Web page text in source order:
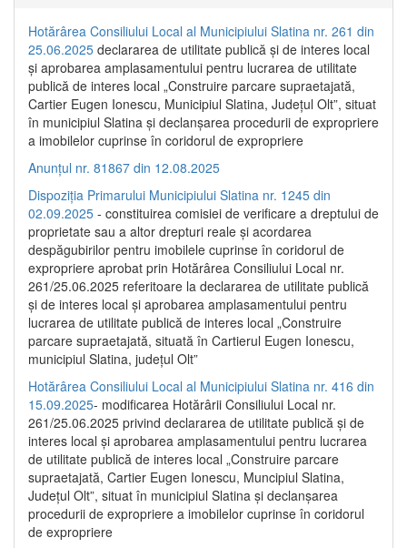
Hotărârea Consiliului Local al Municipiului Slatina nr. 261 din
25.06.2025 declararea de utilitate publică și de interes local
și aprobarea amplasamentului pentru lucrarea de utilitate
publică de interes local „Construire parcare supraetajată,
Cartier Eugen Ionescu, Municipiul Slatina, Județul Olt”, situat
în municipiul Slatina și declanșarea procedurii de expropriere
a imobilelor cuprinse în coridorul de expropriere
Anunțul nr. 81867 din 12.08.2025
Dispoziția Primarului Municipiului Slatina nr. 1245 din
02.09.2025 - constituirea comisiei de verificare a dreptului de
proprietate sau a altor drepturi reale și acordarea
despăgubirilor pentru imobilele cuprinse în coridorul de
expropriere aprobat prin Hotărârea Consiliului Local nr.
261/25.06.2025 referitoare la declararea de utilitate publică
și de interes local și aprobarea amplasamentului pentru
lucrarea de utilitate publică de interes local „Construire
parcare supraetajată, situată în Cartierul Eugen Ionescu,
municipiul Slatina, județul Olt”
Hotărârea Consiliului Local al Municipiului Slatina nr. 416 din
15.09.2025- modificarea Hotărârii Consiliului Local nr.
261/25.06.2025 privind declararea de utilitate publică și de
interes local și aprobarea amplasamentului pentru lucrarea
de utilitate publică de interes local „Construire parcare
supraetajată, Cartier Eugen Ionescu, Muncipiul Slatina,
Județul Olt”, situat în municipiul Slatina și declanșarea
procedurii de expropriere a imobilelor cuprinse în coridorul
de expropriere